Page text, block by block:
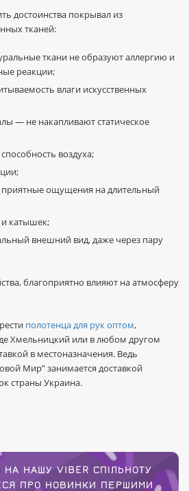
достоинства покрывал из
тканей:
ткани не образуют аллергию и
реакции;
влаги искусственных
— не накапливают статическое
воздуха;
приятные ощущения на длительный
катышек;
внешний вид, даже через пару
благоприятно влияют на атмосферу
полотенца для рук оптом,
Хмельницкий или в любом другом
в местоназначения. Ведь
Мир” занимается доставкой
страны Украина.
НА НАШУ VIBER СПІЛЬНОТУ
ПРО НОВИНКИ ПЕРШИМИ